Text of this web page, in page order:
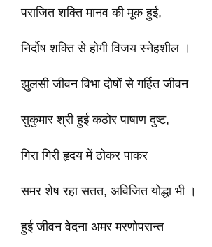
पराजित शक्ति मानव की मूक हुई,
निर्दोष शक्ति से होगी विजय स्नेहशील ।
झुलसी जीवन विभा दोषों से गर्हित जीवन
सुकुमार श्री हुई कठोर पाषाण दुष्ट,
गिरा गिरी हृदय में ठोकर पाकर
समर शेष रहा सतत, अविजित योद्धा भी ।
हुई जीवन वेदना अमर मरणोपरान्त